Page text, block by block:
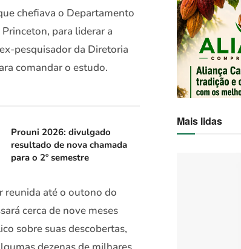
chefiava o Departamento
para liderar a
pesquisador da Diretoria
comandar o estudo.
Prouni 2026: divulgado
resultado de nova chamada
para o 2º semestre
reunida até o outono do
cerca de nove meses
sobre suas descobertas,
Mais lidas